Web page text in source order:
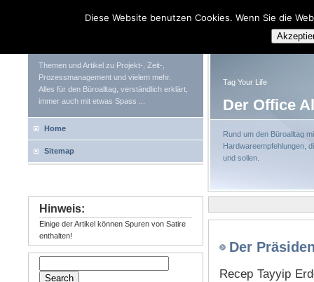
Themen und Artikel zu Projekt-, Zeit-,
Prozessmanagement und vielem mehr.
Alles für den Büroalltag, verständlich erklärt,
immer auch mit etwas Spass ...
Tag Your Life
Der Office
Rund um den Büroalltag
Hardwareempfehlungen,
und sollen.
Home
Sitemap
Der
Recep Tayyip
Hinweis:
Einige der Artikel können Spuren von Satire
enthalten!
Diese Website benutzen Cookies. Wenn Sie die